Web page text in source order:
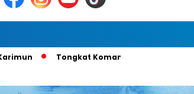
Tongkat Komando Berganti, AKBP Gede